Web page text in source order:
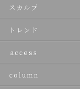
スカルプ
トレンド
access
column